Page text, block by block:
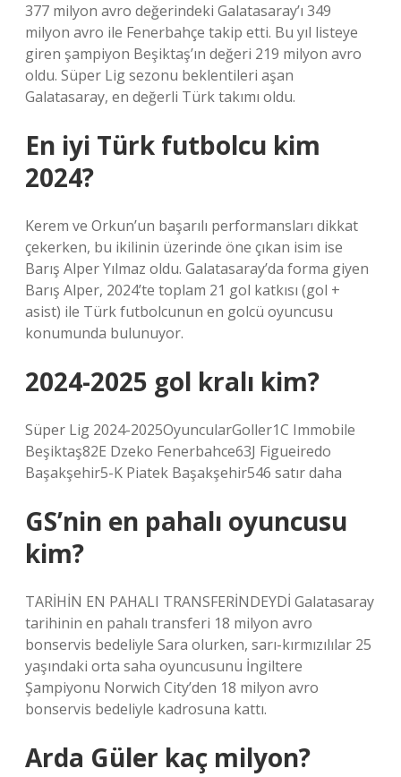
377 milyon avro değerindeki Galatasaray’ı 349
milyon avro ile Fenerbahçe takip etti. Bu yıl listeye
giren şampiyon Beşiktaş’ın değeri 219 milyon avro
oldu. Süper Lig sezonu beklentileri aşan
Galatasaray, en değerli Türk takımı oldu.
En iyi Türk futbolcu kim
2024?
Kerem ve Orkun’un başarılı performansları dikkat
çekerken, bu ikilinin üzerinde öne çıkan isim ise
Barış Alper Yılmaz oldu. Galatasaray’da forma giyen
Barış Alper, 2024’te toplam 21 gol katkısı (gol +
asist) ile Türk futbolcunun en golcü oyuncusu
konumunda bulunuyor.
2024-2025 gol kralı kim?
Süper Lig 2024-2025OyuncularGoller1C Immobile
Beşiktaş82E Dzeko Fenerbahce63J Figueiredo
Başakşehir5-K Piatek Başakşehir546 satır daha
GS’nin en pahalı oyuncusu
kim?
TARİHİN EN PAHALI TRANSFERİNDEYDİ Galatasaray
tarihinin en pahalı transferi 18 milyon avro
bonservis bedeliyle Sara olurken, sarı-kırmızılılar 25
yaşındaki orta saha oyuncusunu İngiltere
Şampiyonu Norwich City’den 18 milyon avro
bonservis bedeliyle kadrosuna kattı.
Arda Güler kaç milyon?